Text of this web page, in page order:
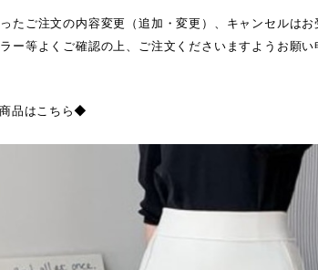
たご注文の内容変更（追加・変更）、キャンセルはお
ー等よくご確認の上、ご注文くださいますようお願い
品はこちら◆